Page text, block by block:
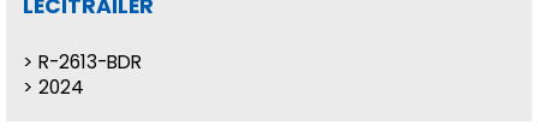
LECITRAILER
R-2613-BDR
2024